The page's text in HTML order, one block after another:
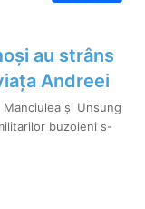
au strâns
Andreei
şi Unsung
buzoieni s-